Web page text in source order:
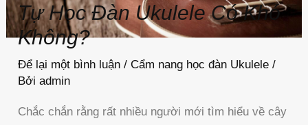
Tự Học Đàn Ukulele Có Khó
Không?
Để lại một bình luận /Cẩm nang học đàn Ukulele /
Bởiadmin
Chắc chắn rằng rất nhiều người mới tìm hiểu về cây